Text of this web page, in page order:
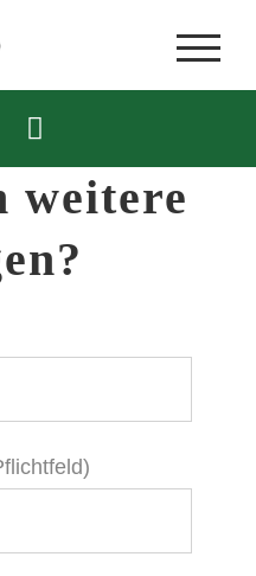
weitere